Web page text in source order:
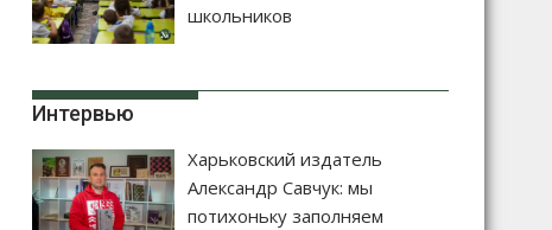
школьников
Интервью
Харьковский издатель
Александр Савчук: мы
потихоньку заполняем